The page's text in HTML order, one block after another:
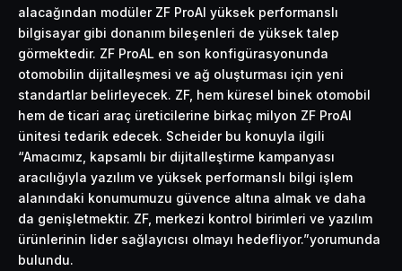
alacağından modüler ZF ProAl yüksek performanslı
bilgisayar gibi donanım bileşenleri de yüksek talep
görmektedir. ZF ProAL en son konfigürasyonunda
otomobilin dijitalleşmesi ve ağ oluşturması için yeni
standartlar belirleyecek. ZF, hem küresel binek otomobil
hem de ticari araç üreticilerine birkaç milyon ZF ProAI
ünitesi tedarik edecek. Scheider bu konuyla ilgili
“Amacımız, kapsamlı bir dijitalleştirme kampanyası
aracılığıyla yazılım ve yüksek performanslı bilgi işlem
alanındaki konumumuzu güvence altına almak ve daha
da genişletmektir. ZF, merkezi kontrol birimleri ve yazılım
ürünlerinin lider sağlayıcısı olmayı hedefliyor.”yorumunda
bulundu.